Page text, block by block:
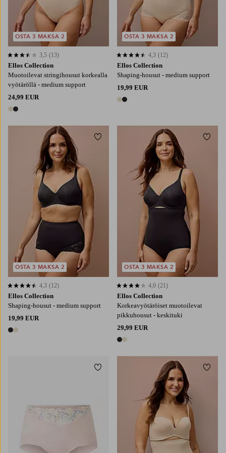
Ellos Collection
Muotoilevat stringihousut korkealla
vyötäröllä - medium support
24,99 EUR
2 värejä
3,5 perustuen 13 arvosanaan
3,5 (13)
OSTA 3 MAKSA 2
Ellos Collection
Shaping-housut - medium support
19,99 EUR
2 värejä
4,3 perustuen 12 arvosanaan
4,3 (12)
OSTA 3 MAKSA 2
Ellos Collection
Shaping-housut - medium support
19,99 EUR
2 värejä
4,3 perustuen 12 arvosanaan
4,3 (12)
OSTA 3 MAKSA 2
Lisää suosikkeihin
Ellos Collection
Korkeavyötäröiset muotoilevat
pikkuhousut - keskituki
29,99 EUR
2 värejä
4,0 perustuen 21 arvosanaan
4,0 (21)
OSTA 3 MAKSA 2
Lisää suosikkeihin